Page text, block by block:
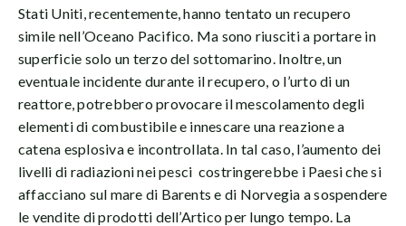
Stati Uniti, recentemente, hanno tentato un recupero
simile nell’Oceano Pacifico. Ma sono riusciti a portare in
superficie solo un terzo del sottomarino. Inoltre, un
eventuale incidente durante il recupero, o l’urto di un
reattore, potrebbero provocare il mescolamento degli
elementi di combustibile e innescare una reazione a
catena esplosiva e incontrollata. In tal caso, l’aumento dei
livelli di radiazioni nei pesci costringerebbe i Paesi che si
affacciano sul mare di Barents e di Norvegia a sospendere
le vendite di prodotti dell’Artico per lungo tempo. La